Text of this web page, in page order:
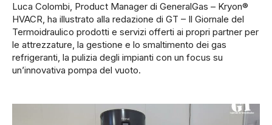
Luca Colombi, Product Manager di GeneralGas – Kryon®
HVACR, ha illustrato alla redazione di GT – Il Giornale del
Termoidraulico prodotti e servizi offerti ai propri partner per
le attrezzature, la gestione e lo smaltimento dei gas
refrigeranti, la pulizia degli impianti con un focus su
un’innovativa pompa del vuoto.